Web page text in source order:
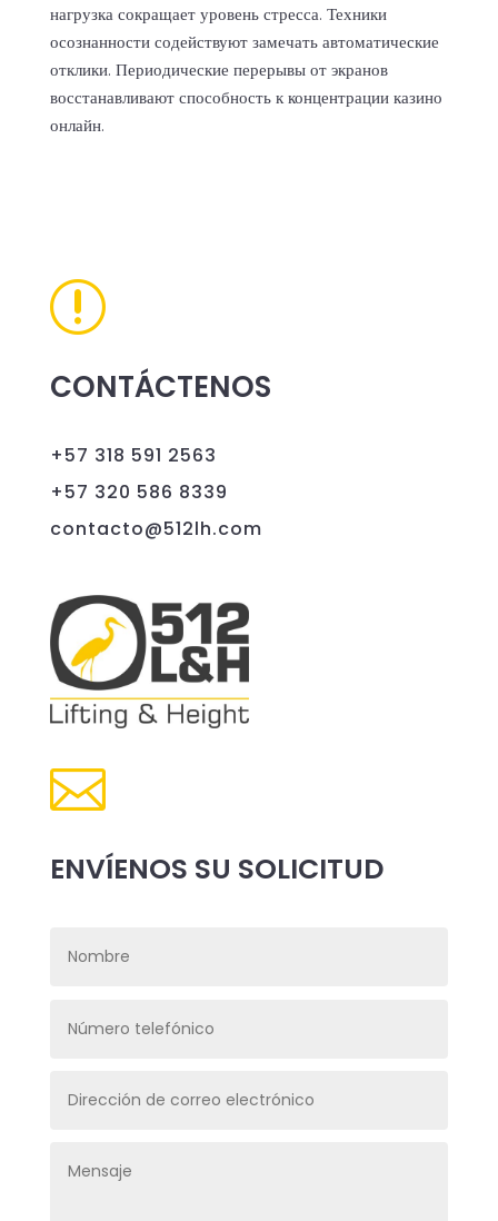
нагрузка сокращает уровень стресса. Техники
осознанности содействуют замечать автоматические
отклики. Периодические перерывы от экранов
восстанавливают способность к концентрации казино
онлайн.
r
CONTÁCTENOS
+57 318 591 2563
+57 320 586 8339
contacto@512lh.com

ENVÍENOS SU SOLICITUD